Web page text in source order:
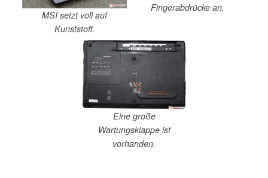
MSI setzt voll auf
Kunststoff.
Fingerabdrücke an.
Eine große
Wartungsklappe ist
vorhanden.